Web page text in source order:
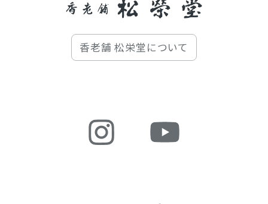
香老舗 松栄堂について